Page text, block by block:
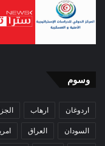
وسوم
اردوغان ارهاب
السودان العراق